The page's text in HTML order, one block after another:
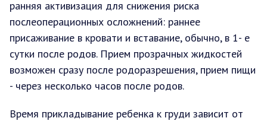
ранняя активизация для снижения риска
послеоперационных осложнений: раннее
присаживание в кровати и вставание, обычно, в 1- е
сутки после родов. Прием прозрачных жидкостей
возможен сразу после родоразрешения, прием пищи
- через несколько часов после родов.
Время прикладывание ребенка к груди зависит от